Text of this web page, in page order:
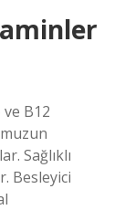
B12
Sağlıklı
Besleyici